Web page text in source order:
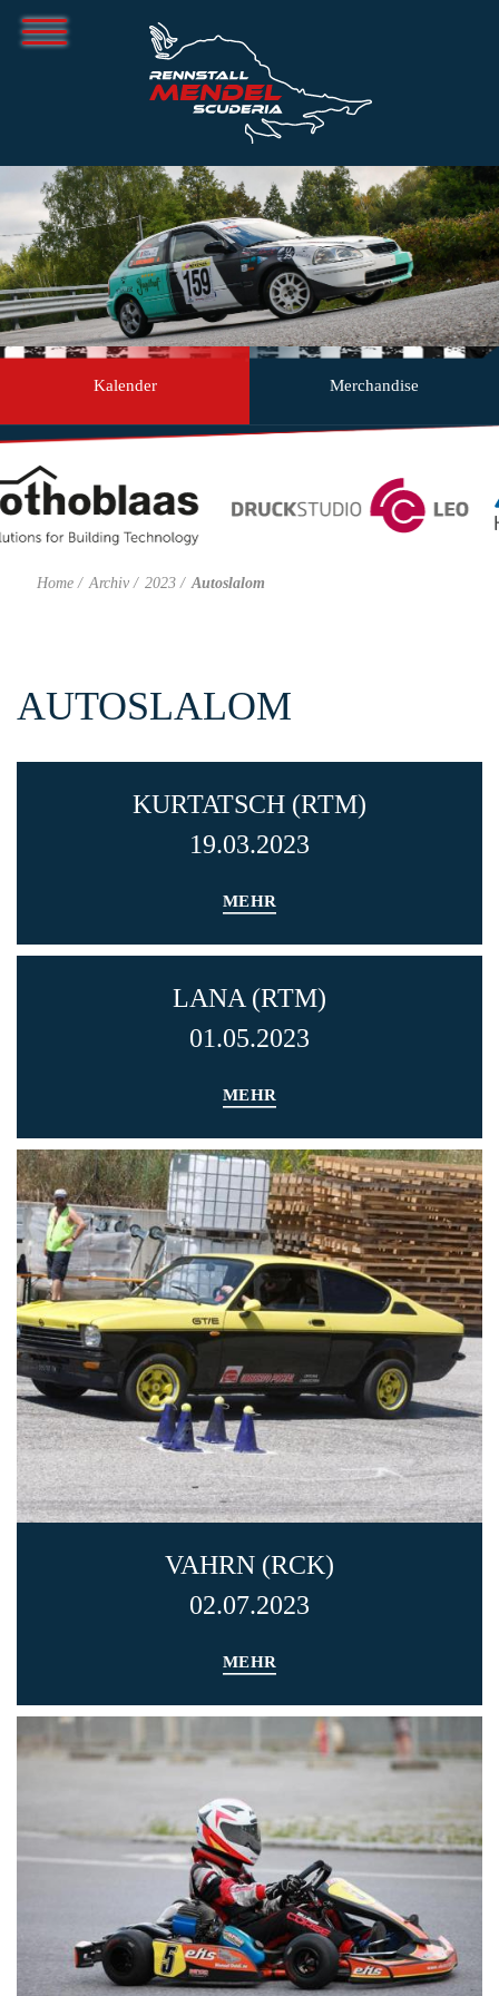
Kalender Merchandise
Home Archiv 2023 Autoslalom
AUTOSLALOM
KURTATSCH (RTM)
19.03.2023
MEHR
LANA (RTM)
01.05.2023
MEHR
VAHRN (RCK)
02.07.2023
MEHR